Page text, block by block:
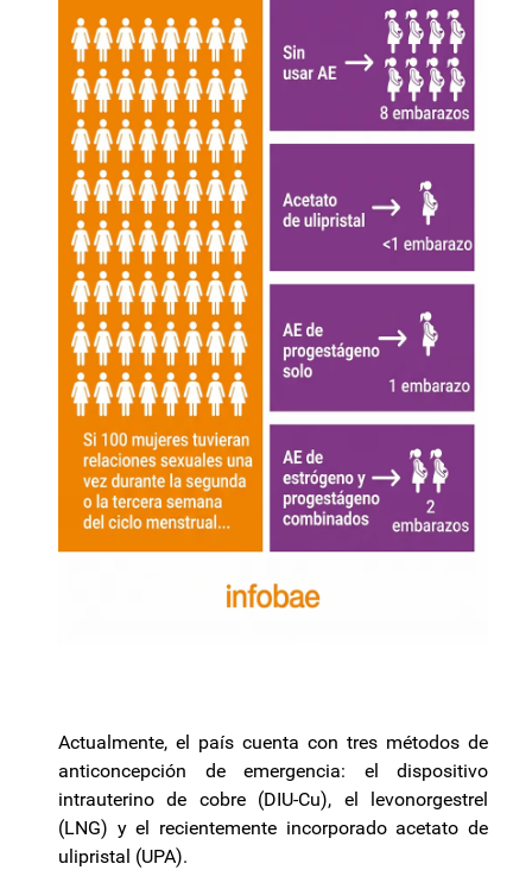
Actualmente, el país cuenta con tres métodos de
anticoncepción de emergencia: el dispositivo
intrauterino de cobre (DIU-Cu), el levonorgestrel
(LNG) y el recientemente incorporado acetato de
ulipristal (UPA).